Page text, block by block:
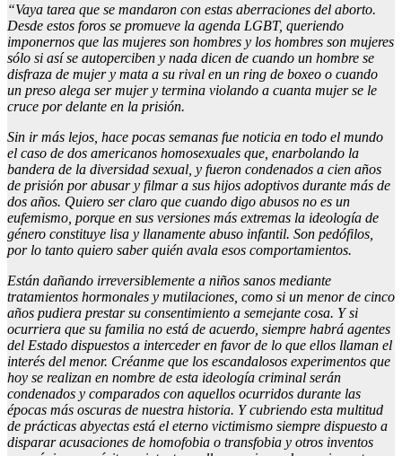
“Vaya tarea que se mandaron con estas aberraciones del aborto.
Desde estos foros se promueve la agenda LGBT, queriendo
imponernos que las mujeres son hombres y los hombres son mujeres
sólo si así se autoperciben y nada dicen de cuando un hombre se
disfraza de mujer y mata a su rival en un ring de boxeo o cuando
un preso alega ser mujer y termina violando a cuanta mujer se le
cruce por delante en la prisión.
Sin ir más lejos, hace pocas semanas fue noticia en todo el mundo
el caso de dos americanos homosexuales que, enarbolando la
bandera de la diversidad sexual, y fueron condenados a cien años
de prisión por abusar y filmar a sus hijos adoptivos durante más de
dos años. Quiero ser claro que cuando digo abusos no es un
eufemismo, porque en sus versiones más extremas la ideología de
género constituye lisa y llanamente abuso infantil. Son pedófilos,
por lo tanto quiero saber quién avala esos comportamientos.
Están dañando irreversiblemente a niños sanos mediante
tratamientos hormonales y mutilaciones, como si un menor de cinco
años pudiera prestar su consentimiento a semejante cosa. Y si
ocurriera que su familia no está de acuerdo, siempre habrá agentes
del Estado dispuestos a interceder en favor de lo que ellos llaman el
interés del menor. Créanme que los escandalosos experimentos que
hoy se realizan en nombre de esta ideología criminal serán
condenados y comparados con aquellos ocurridos durante las
épocas más oscuras de nuestra historia. Y cubriendo esta multitud
de prácticas abyectas está el eterno victimismo siempre dispuesto a
disparar acusaciones de homofobia o transfobia y otros inventos